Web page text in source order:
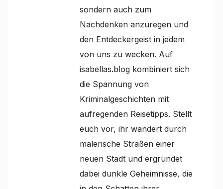
sondern auch zum
Nachdenken anzuregen und
den Entdeckergeist in jedem
von uns zu wecken. Auf
isabellas.blog kombiniert sich
die Spannung von
Kriminalgeschichten mit
aufregenden Reisetipps. Stellt
euch vor, ihr wandert durch
malerische Straßen einer
neuen Stadt und ergründet
dabei dunkle Geheimnisse, die